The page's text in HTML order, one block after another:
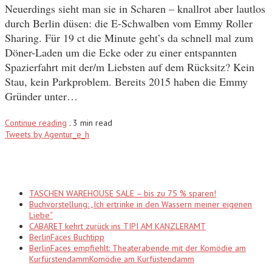
Neuerdings sieht man sie in Scharen – knallrot aber lautlos
durch Berlin düsen: die E-Schwalben vom Emmy Roller
Sharing. Für 19 ct die Minute geht’s da schnell mal zum
Döner-Laden um die Ecke oder zu einer entspannten
Spazierfahrt mit der/m Liebsten auf dem Rücksitz? Kein
Stau, kein Parkproblem. Bereits 2015 haben die Emmy
Gründer unter…
Continue reading . 3 min read
Tweets by Agentur_e_h
TASCHEN WAREHOUSE SALE – bis zu 75 % sparen!
Buchvorstellung: „Ich ertrinke in den Wassern meiner eigenen
Liebe“
CABARET kehrt zurück ins TIPI AM KANZLERAMT
BerlinFaces Buchtipp
BerlinFaces empfiehlt: Theaterabende mit der Komödie am
KurfürstendammKomödie am Kurfüstendamm